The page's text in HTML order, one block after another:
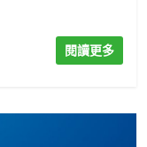
閱讀更多